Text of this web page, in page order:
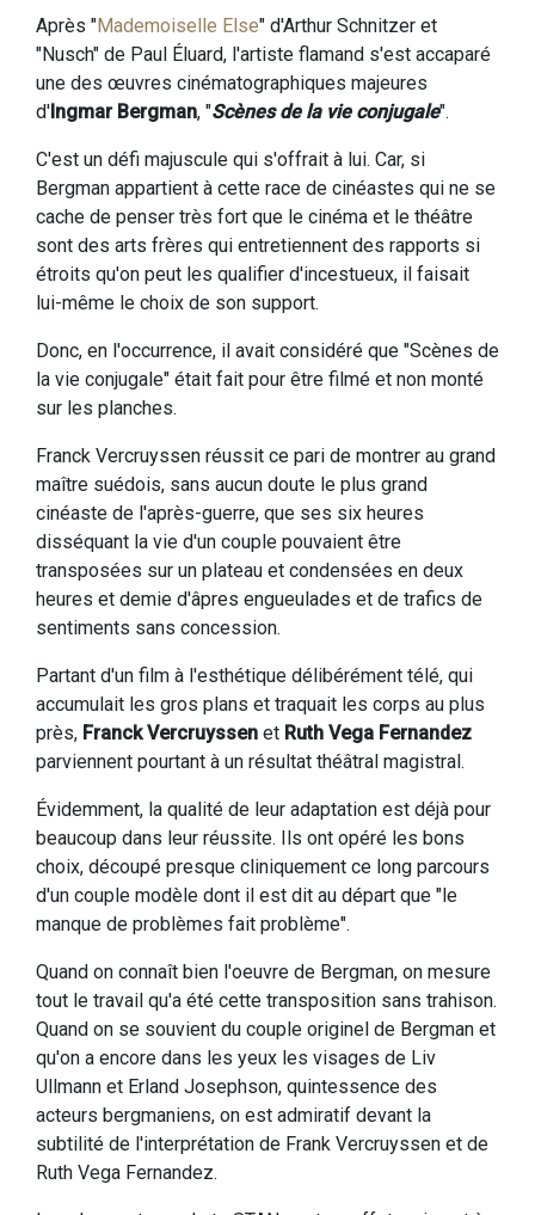
Après "Mademoiselle Else" d'Arthur Schnitzer et
"Nusch" de Paul Éluard, l'artiste flamand s'est accaparé
une des œuvres cinématographiques majeures
d'Ingmar Bergman, "Scènes de la vie conjugale".
C'est un défi majuscule qui s'offrait à lui. Car, si
Bergman appartient à cette race de cinéastes qui ne se
cache de penser très fort que le cinéma et le théâtre
sont des arts frères qui entretiennent des rapports si
étroits qu'on peut les qualifier d'incestueux, il faisait
lui-même le choix de son support.
Donc, en l'occurrence, il avait considéré que "Scènes de
la vie conjugale" était fait pour être filmé et non monté
sur les planches.
Franck Vercruyssen réussit ce pari de montrer au grand
maître suédois, sans aucun doute le plus grand
cinéaste de l'après-guerre, que ses six heures
disséquant la vie d'un couple pouvaient être
transposées sur un plateau et condensées en deux
heures et demie d'âpres engueulades et de trafics de
sentiments sans concession.
Partant d'un film à l'esthétique délibérément télé, qui
accumulait les gros plans et traquait les corps au plus
près, Franck Vercruyssen et Ruth Vega Fernandez
parviennent pourtant à un résultat théâtral magistral.
Évidemment, la qualité de leur adaptation est déjà pour
beaucoup dans leur réussite. Ils ont opéré les bons
choix, découpé presque cliniquement ce long parcours
d'un couple modèle dont il est dit au départ que "le
manque de problèmes fait problème".
Quand on connaît bien l'oeuvre de Bergman, on mesure
tout le travail qu'a été cette transposition sans trahison.
Quand on se souvient du couple originel de Bergman et
qu'on a encore dans les yeux les visages de Liv
Ullmann et Erland Josephson, quintessence des
acteurs bergmaniens, on est admiratif devant la
subtilité de l'interprétation de Frank Vercruyssen et de
Ruth Vega Fernandez.